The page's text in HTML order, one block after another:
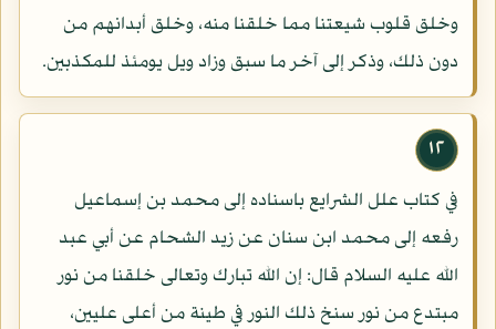
وخلق قلوب شيعتنا مما خلقنا منه، وخلق أبدانهم من
دون ذلك، وذكر إلى آخر ما سبق وزاد ويل يومئذ للمكذبين.
١٢
في كتاب علل الشرايع باسناده إلى محمد بن إسماعيل
رفعه إلى محمد ابن سنان عن زيد الشحام عن أبي عبد
الله عليه السلام قال: إن الله تبارك وتعالى خلقنا من نور
مبتدع من نور سنخ ذلك النور في طينة من أعلى عليين،